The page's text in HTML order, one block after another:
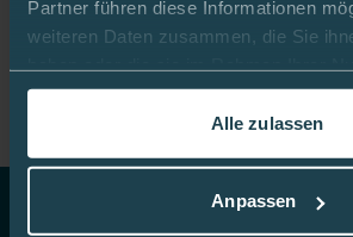
Partner führen diese Informationen
weiteren Daten zusammen, die Sie
gesammelt haben.
In dieser
Alle zulassen
Anpassen
Mediq App